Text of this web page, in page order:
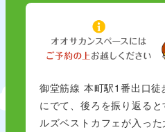
御堂筋線 本町駅1番出口
にでて、後ろを振り返る
ルズベストカフェが入っ